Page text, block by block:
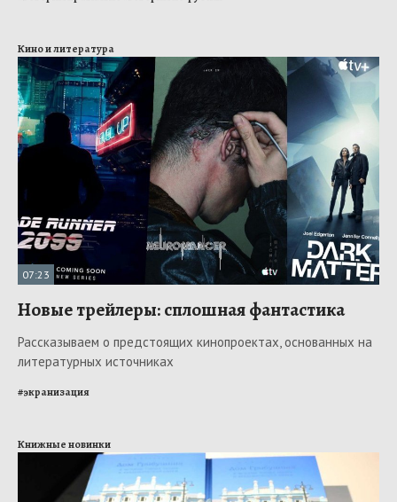
Кино и литература
07:23
Новые трейлеры: сплошная фантастика
Рассказываем о предстоящих кинопроектах, основанных на
литературных источниках
#экранизация
Книжные новинки